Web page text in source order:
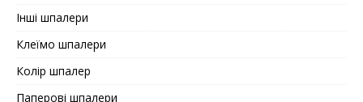
Інші шпалери
Клеїмо шпалери
Колір шпалер
Паперові шпалери